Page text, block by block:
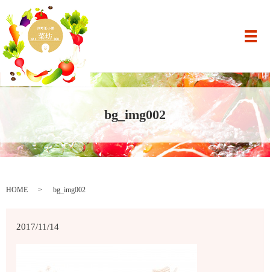
メ
bg_img002
HOME bg_img002
2017/11/14